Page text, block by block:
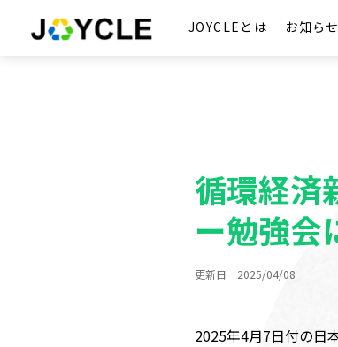
JOYCLEとは お知らせ
循環経済
ー勉強会
更新日 2025/04/08
2025年4月7日付の日